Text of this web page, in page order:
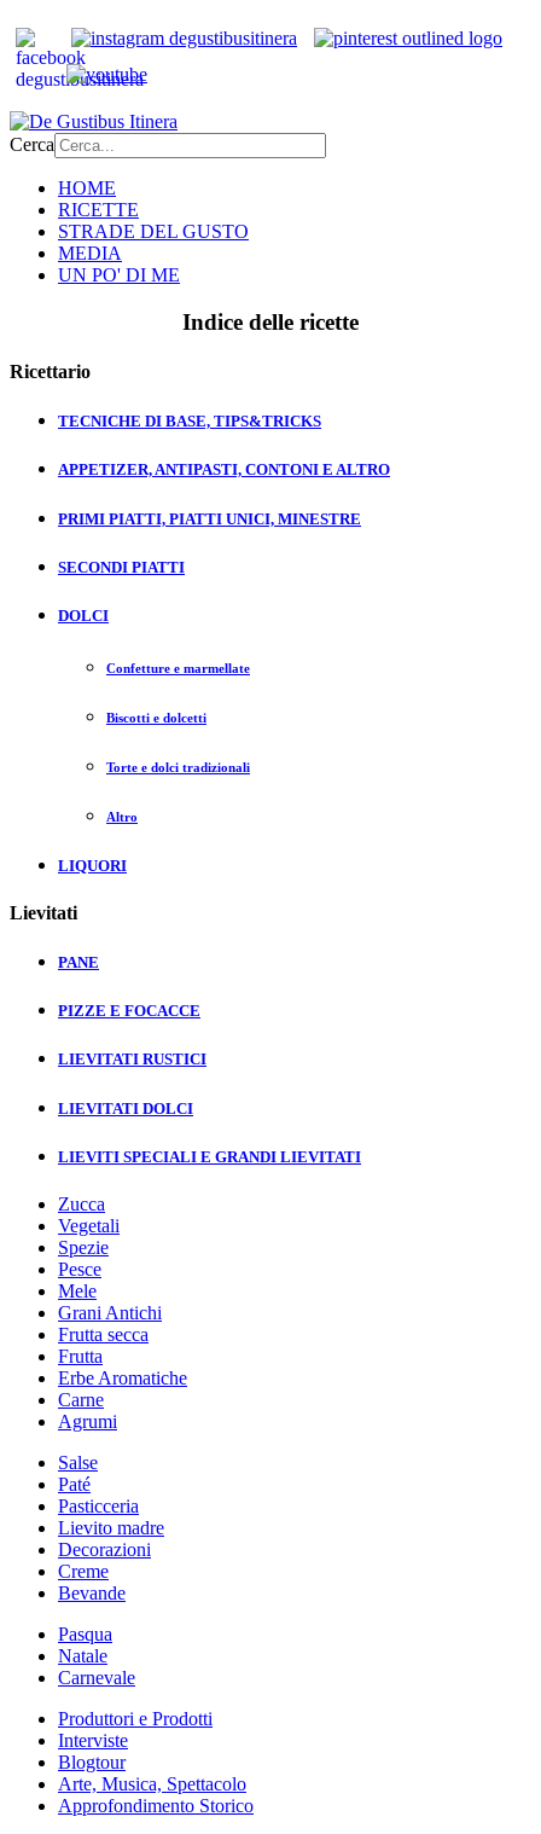
Cerca
HOME
RICETTE
STRADE DEL GUSTO
MEDIA
UN PO' DI ME
Indice delle ricette
Ricettario
TECNICHE DI BASE, TIPS&TRICKS
APPETIZER, ANTIPASTI, CONTONI E ALTRO
PRIMI PIATTI, PIATTI UNICI, MINESTRE
SECONDI PIATTI
DOLCI
Confetture e marmellate
Biscotti e dolcetti
Torte e dolci tradizionali
Altro
LIQUORI
Lievitati
PANE
PIZZE E FOCACCE
LIEVITATI RUSTICI
LIEVITATI DOLCI
LIEVITI SPECIALI E GRANDI LIEVITATI
Zucca
Vegetali
Spezie
Pesce
Mele
Grani Antichi
Frutta secca
Frutta
Erbe Aromatiche
Carne
Agrumi
Salse
Paté
Pasticceria
Lievito madre
Decorazioni
Creme
Bevande
Pasqua
Natale
Carnevale
Produttori e Prodotti
Interviste
Blogtour
Arte, Musica, Spettacolo
Approfondimento Storico